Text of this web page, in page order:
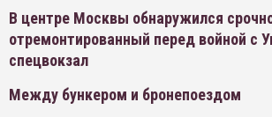
В центре Москвы обнаружился
отремонтированный перед войной с
спецвокзал
Между бункером и бронепоездом